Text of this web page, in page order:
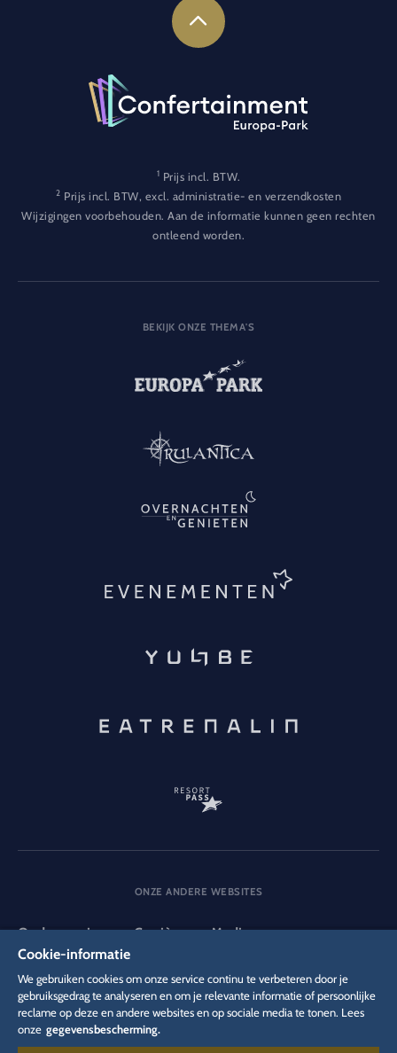
1 Prijs incl. BTW.
2 Prijs incl. BTW, excl. administratie- en verzendkosten
Wijzigingen voorbehouden. Aan de informatie kunnen geen rechten
ontleend worden.
BEKIJK ONZE THEMA'S
ONZE ANDERE WEBSITES
Onderneming Carrière Media
DSGVO
Privacybeleid Cookie-instellingen
Colofon
Juridische informatie
Cookie-informatie
We gebruiken cookies om onze service continu te verbeteren door je
gebruiksgedrag te analyseren en om je relevante informatie of persoonlijke
reclame op deze en andere websites en op sociale media te tonen. Lees
onze gegevensbescherming.